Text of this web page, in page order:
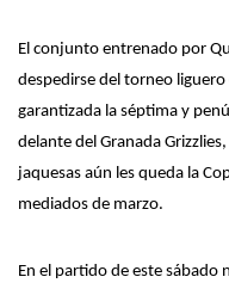
El conjunto entrenado por
despedirse del torneo
garantizada la séptima y
delante del Granada
jaquesas aún les queda la
mediados de marzo.
En el partido de este sábado